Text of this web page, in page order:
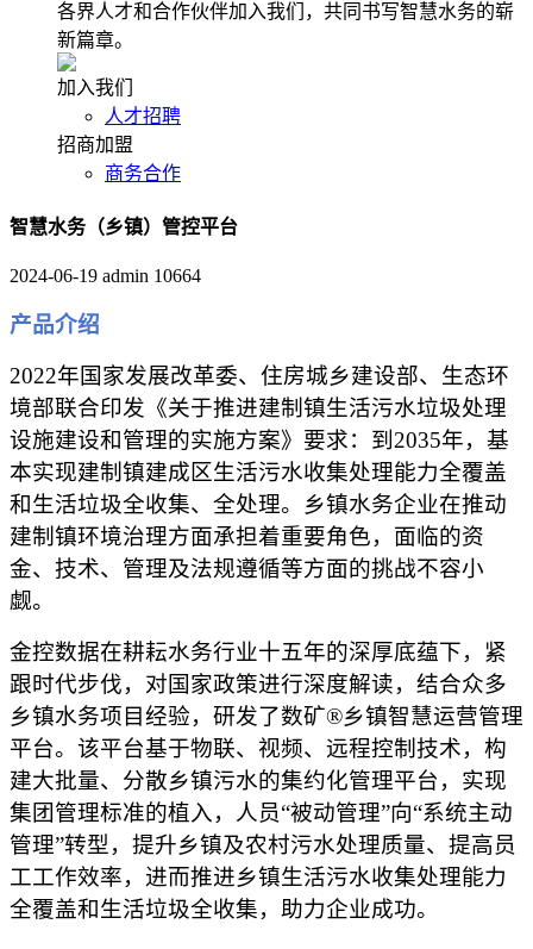
各界人才和合作伙伴加入我们，共同书写智慧水务的崭
新篇章。
加入我们
人才招聘
招商加盟
商务合作
智慧水务（乡镇）管控平台
2024-06-19 admin 10664
产品介绍
2022年国家发展改革委、住房城乡建设部、生态环
境部联合印发《关于推进建制镇生活污水垃圾处理
设施建设和管理的实施方案》要求：到2035年，基
本实现建制镇建成区生活污水收集处理能力全覆盖
和生活垃圾全收集、全处理。乡镇水务企业在推动
建制镇环境治理方面承担着重要角色，面临的资
金、技术、管理及法规遵循等方面的挑战不容小
觑。
金控数据在耕耘水务行业十五年的深厚底蕴下，紧
跟时代步伐，对国家政策进行深度解读，结合众多
乡镇水务项目经验，研发了数矿®乡镇智慧运营管理
平台。该平台基于物联、视频、远程控制技术，构
建大批量、分散乡镇污水的集约化管理平台，实现
集团管理标准的植入，人员“被动管理”向“系统主动
管理”转型，提升乡镇及农村污水处理质量、提高员
工工作效率，进而推进乡镇生活污水收集处理能力
全覆盖和生活垃圾全收集，助力企业成功。